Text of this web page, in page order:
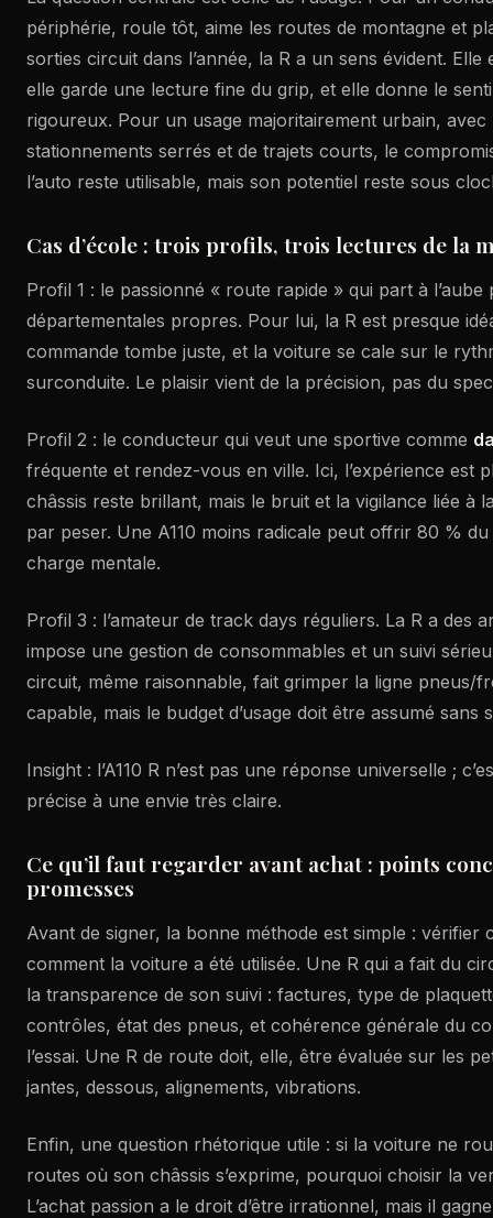
périphérie, roule tôt, aime les routes de montagne et
sorties circuit dans l’année, la R a un sens évident. Elle
elle garde une lecture fine du grip, et elle donne le
rigoureux. Pour un usage majoritairement urbain, avec
stationnements serrés et de trajets courts, le
l’auto reste utilisable, mais son potentiel reste sous
Cas d’école : trois profils, trois lectures de la
Profil 1 : le passionné « route rapide » qui part à
départementales propres. Pour lui, la R est presque
commande tombe juste, et la voiture se cale sur le
surconduite. Le plaisir vient de la précision, pas du
Profil 2 : le conducteur qui veut une sportive comme
fréquente et rendez-vous en ville. Ici, l’expérience est
châssis reste brillant, mais le bruit et la vigilance liée à
par peser. Une A110 moins radicale peut offrir 80 %
charge mentale.
Profil 3 : l’amateur de track days réguliers. La R a des
impose une gestion de consommables et un suivi
circuit, même raisonnable, fait grimper la ligne pneus/
capable, mais le budget d’usage doit être assumé sans
Insight : l’A110 R n’est pas une réponse universelle ;
précise à une envie très claire.
Ce qu’il faut regarder avant achat : points
promesses
Avant de signer, la bonne méthode est simple : vérifier
comment la voiture a été utilisée. Une R qui a fait du
la transparence de son suivi : factures, type de
contrôles, état des pneus, et cohérence générale du
l’essai. Une R de route doit, elle, être évaluée sur les
jantes, dessous, alignements, vibrations.
Enfin, une question rhétorique utile : si la voiture ne
routes où son châssis s’exprime, pourquoi choisir la
L’achat passion a le droit d’être irrationnel, mais il